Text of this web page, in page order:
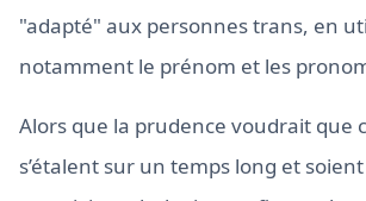
"adapté" aux personnes trans, en
notamment le prénom et les
Alors que la prudence voudrait que
s’étalent sur un temps long et